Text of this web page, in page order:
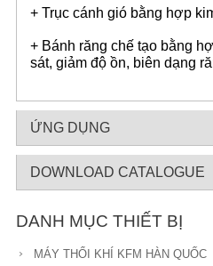
+ Trục cánh gió bằng hợp
+ Bánh răng chế tạo bằng
sát, giảm độ ồn, biên dạng
ỨNG DỤNG
DOWNLOAD CATALOGUE
DANH MỤC THIẾT BỊ
MÁY THỔI KHÍ KFM HÀN QUỐC